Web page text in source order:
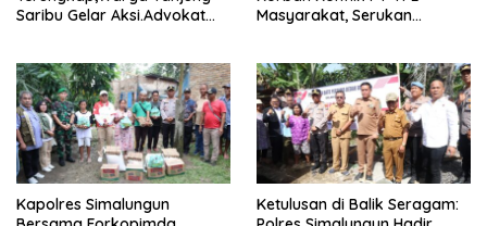
Saribu Gelar Aksi.Advokat
Masyarakat, Serukan
Kapolres Simalungun
Ketulusan di Balik Seragam: